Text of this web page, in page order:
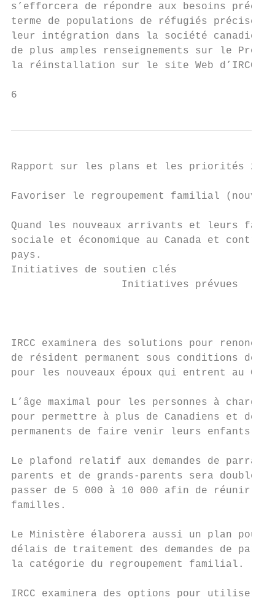
s’efforcera de répondre aux besoins
terme de populations de réfugiés précises
leur intégration dans la société
de plus amples renseignements sur le
la réinstallation sur le site Web d’IRCC12.
6
Rapport sur les plans et les priorités
Favoriser le regroupement familial
Quand les nouveaux arrivants et leurs
sociale et économique au Canada et
pays.
Initiatives de soutien clés
Initiatives prévues
IRCC examinera des solutions pour
de résident permanent sous conditions de
pour les nouveaux époux qui entrent au
L’âge maximal pour les personnes à
pour permettre à plus de Canadiens et de
permanents de faire venir leurs enfants au
Le plafond relatif aux demandes de
parents et de grands-parents sera doublé
passer de 5 000 à 10 000 afin de réunir
familles.
Le Ministère élaborera aussi un plan
délais de traitement des demandes de
la catégorie du regroupement familial.
IRCC examinera des options pour utiliser